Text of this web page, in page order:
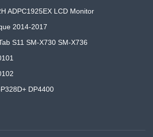
ADPC1925EX LCD Monitor
2014-2017
S11 SM-X730 SM-X736
DP4400